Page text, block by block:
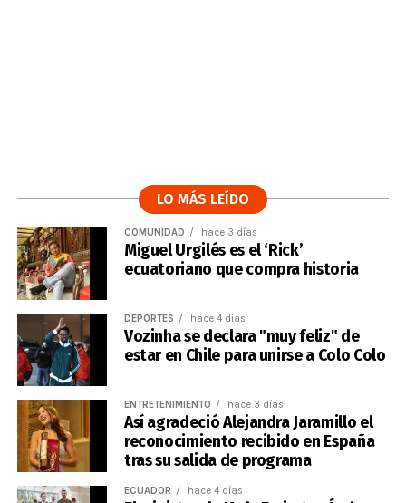
LO MÁS LEÍDO
COMUNIDAD hace 3 días
Miguel Urgilés es el ‘Rick’
ecuatoriano que compra historia
DEPORTES hace 4 días
Vozinha se declara "muy feliz" de
estar en Chile para unirse a Colo Colo
ENTRETENIMIENTO hace 3 días
Así agradeció Alejandra Jaramillo el
reconocimiento recibido en España
tras su salida de programa
ECUADOR hace 4 días